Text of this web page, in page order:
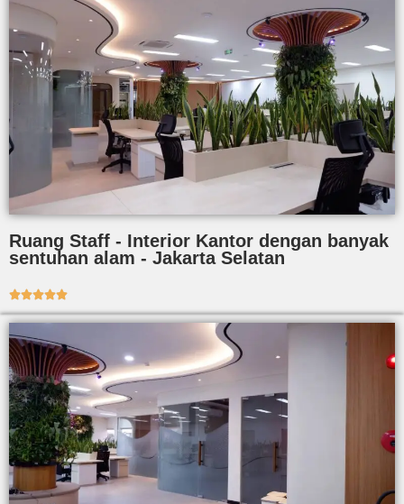
Ruang Staff - Interior Kantor dengan banyak
sentuhan alam - Jakarta Selatan
